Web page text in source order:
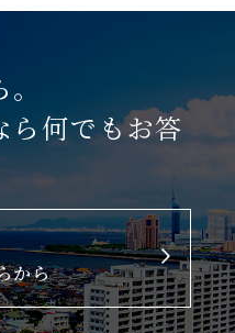
ら何でもお答
から